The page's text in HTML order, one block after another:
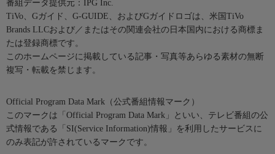
番組データ提供元：IPG Inc.
TiVo、Gガイド、G-GUIDE、およびGガイドロゴは、米国TiVo
Brands LLCおよび／またはその関連会社の日本国内における商標ま
たは登録商標です。
このホームページに掲載している記事・写真等あらゆる素材の無断
複写・転載を禁じます。
Official Program Data Mark（公式番組情報マーク）
このマークは「Official Program Data Mark」といい、テレビ番組の公
式情報である「SI(Service Information)情報」を利用したサービスに
のみ表記が許されているマークです。